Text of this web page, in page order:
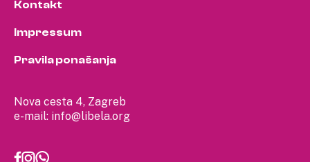
Nova cesta 4, Zagreb
e-mail: info@libela.org
Kontakt
Impressum
Pravila ponašanja